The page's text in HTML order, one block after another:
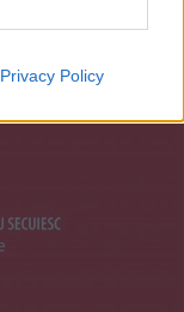
Privacy Policy